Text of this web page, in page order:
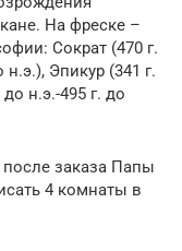
На фреске –
Сократ (470 г.
н.э.), Эпикур (341 г.
н.э.-495 г. до
после заказа Папы
4 комнаты в